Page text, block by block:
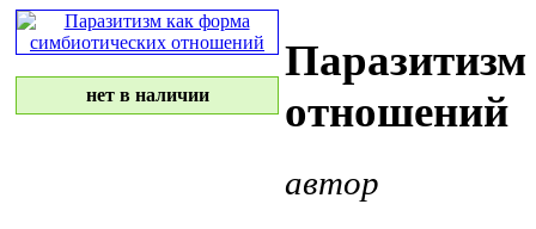
нет в наличии
отношений
автор